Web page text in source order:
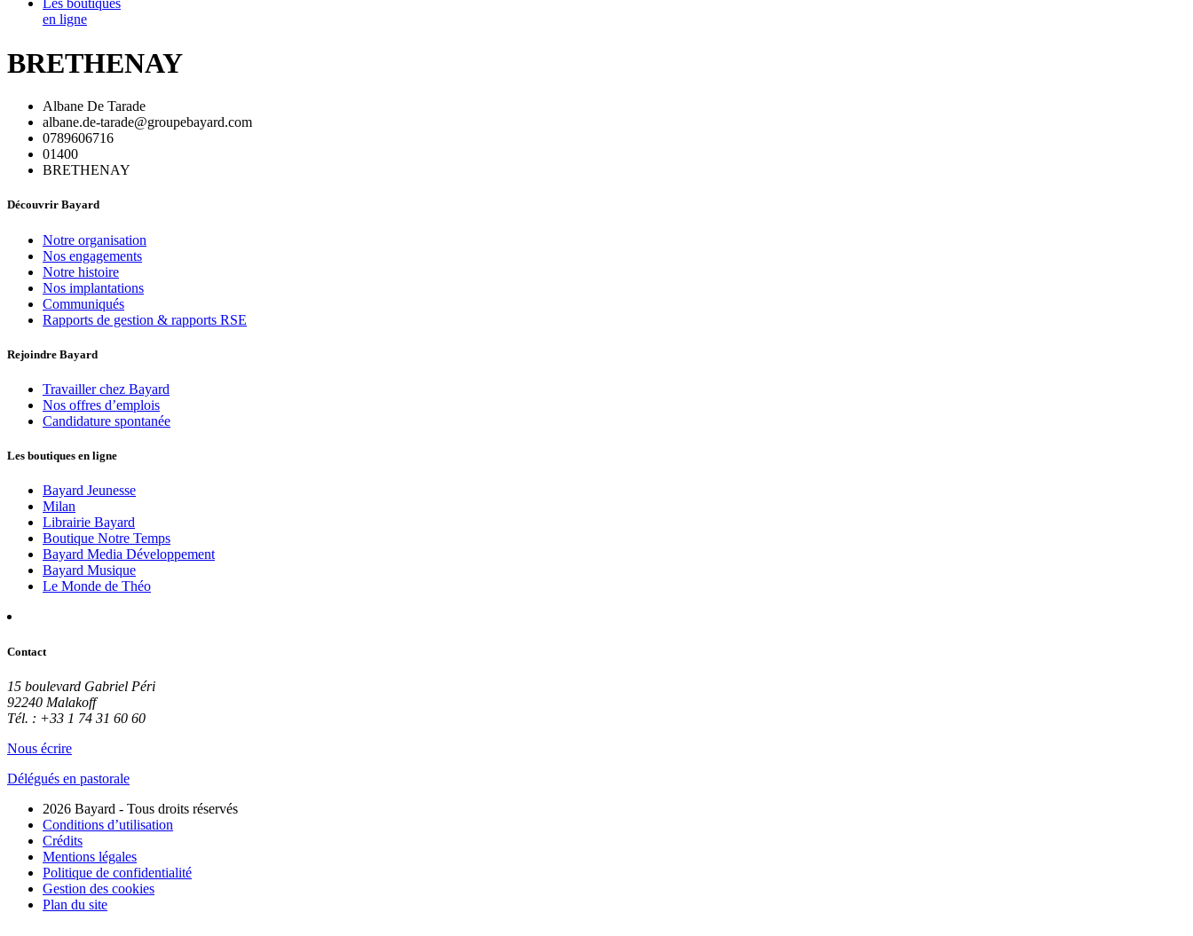
Les boutiques
en ligne
BRETHENAY
Albane De Tarade
albane.de-tarade@groupebayard.com
0789606716
01400
BRETHENAY
Découvrir Bayard
Notre organisation
Nos engagements
Notre histoire
Nos implantations
Communiqués
Rapports de gestion & rapports RSE
Rejoindre Bayard
Travailler chez Bayard
Nos offres d’emplois
Candidature spontanée
Les boutiques en ligne
Bayard Jeunesse
Milan
Librairie Bayard
Boutique Notre Temps
Bayard Media Développement
Bayard Musique
Le Monde de Théo
Contact
15 boulevard Gabriel Péri
92240 Malakoff
Tél. : +33 1 74 31 60 60
Nous écrire
Délégués en pastorale
2026 Bayard - Tous droits réservés
Conditions d’utilisation
Crédits
Mentions légales
Politique de confidentialité
Gestion des cookies
Plan du site